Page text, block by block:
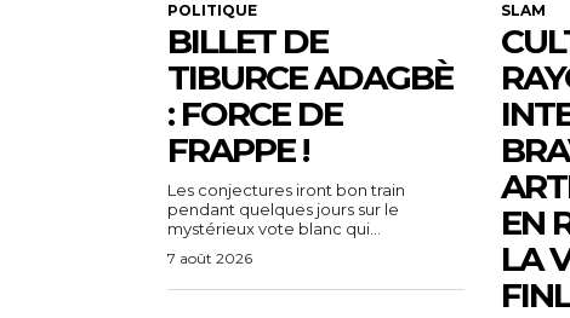
POLITIQUE
BILLET DE
TIBURCE ADAGBÈ
: FORCE DE
FRAPPE !
Les conjectures iront bon train
pendant quelques jours sur le
mystérieux vote blanc qui...
7 août 2026
SLAM
EN
LA